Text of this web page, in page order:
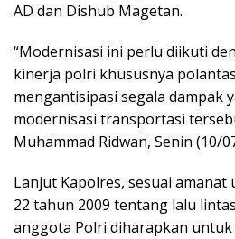
AD dan Dishub Magetan.
“Modernisasi ini perlu diikuti
kinerja polri khususnya
mengantisipasi segala dampak
modernisasi transportasi
Muhammad Ridwan, Senin (10/
Lanjut Kapolres, sesuai
22 tahun 2009 tentang lalu
anggota Polri diharapkan untuk